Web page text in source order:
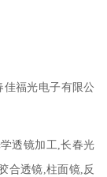
佳福光电子有限公
透镜加工,长春光
合透镜,柱面镜,反